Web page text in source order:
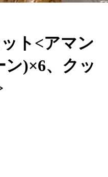
ト<アマン
ン)×6、クッ